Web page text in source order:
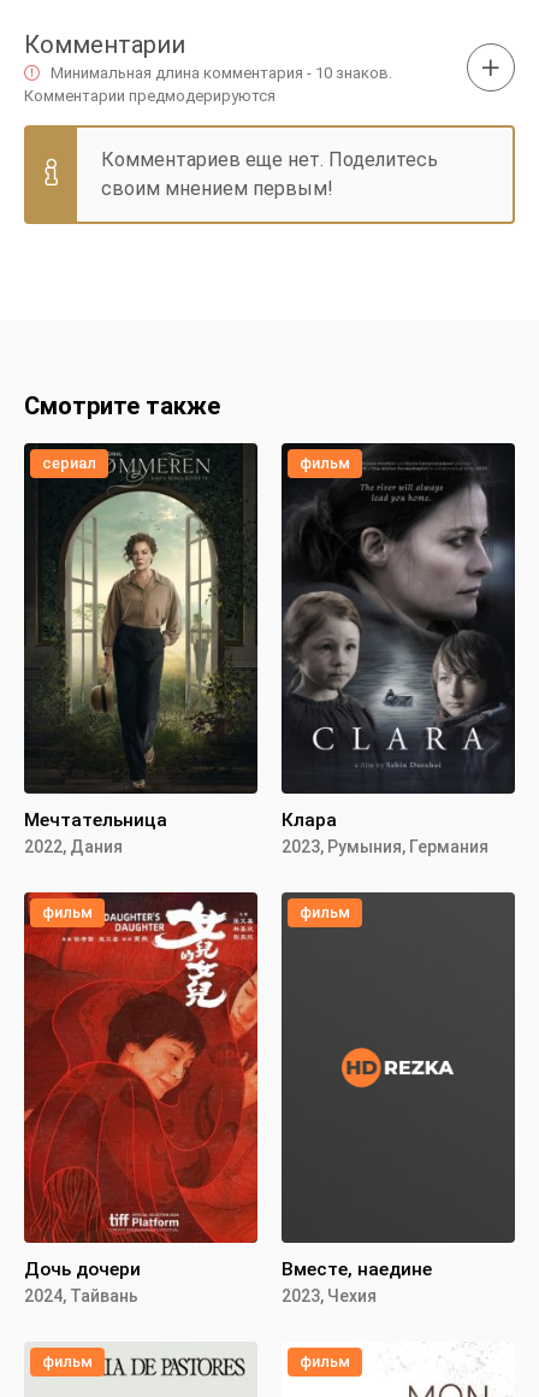
Комментарии
Минимальная длина комментария - 10 знаков.
Комментарии предмодерируются
Комментариев еще нет. Поделитесь
своим мнением первым!
Смотрите также
сериал
Мечтательница
2022, Дания
фильм
Клара
2023, Румыния, Германия
фильм
Дочь дочери
2024, Тайвань
фильм
Вместе, наедине
2023, Чехия
фильм фильм